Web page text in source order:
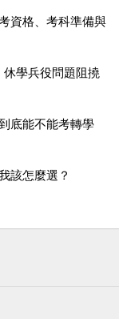
資格、考科準備與
學兵役問題阻撓
底能不能考轉學
該怎麼選？